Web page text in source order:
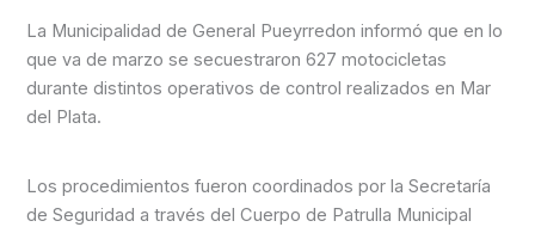
La Municipalidad de General Pueyrredon informó que en lo
que va de marzo se secuestraron 627 motocicletas
durante distintos operativos de control realizados en Mar
del Plata.
Los procedimientos fueron coordinados por la Secretaría
de Seguridad a través del Cuerpo de Patrulla Municipal